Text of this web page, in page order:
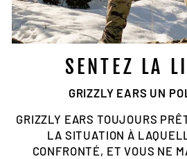
SENTEZ LA
GRIZZLY EARS UN
GRIZZLY EARS TOUJOURS
LA SITUATION À
CONFRONTÉ, ET VOUS NE